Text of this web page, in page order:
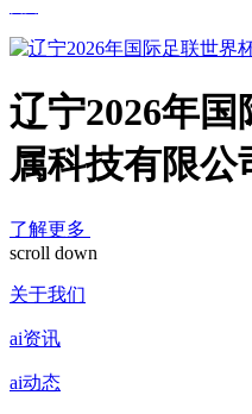
辽宁2026年
属科技有限公
了解更多
scroll down
关于我们
ai资讯
ai动态